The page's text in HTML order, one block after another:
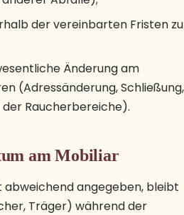
der vereinbarten Fristen zu
Änderung am
(Adressänderung, Schließung,
Raucherbereiche).
am Mobiliar
angegeben, bleibt
Träger) während der